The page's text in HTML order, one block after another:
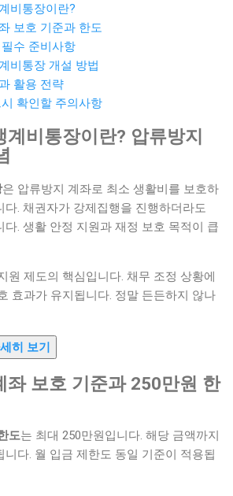
비통장이란?
보호 기준과 한도
수 준비사항
비통장 개설 방법
활용 전략
확인할 주의사항
계비통장이란? 압류방지
은 압류방지 계좌로 최소 생활비를 보호하
다. 채권자가 강제집행을 진행하더라도
다. 생활 안정 지원과 재정 보호 목적이 큽
원 제도의 핵심입니다. 채무 조정 상황에
효과가 유지됩니다. 정말 든든하지 않나
히 보기
좌 보호 기준과 250만원 한
도는 최대 250만원입니다. 해당 금액까지
다. 월 입금 제한도 동일 기준이 적용됩